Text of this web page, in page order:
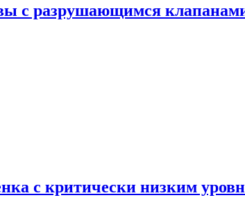
с разрушающимся
с критически низким